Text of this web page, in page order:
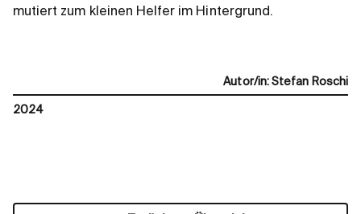
mutiert zum kleinen Helfer im Hintergrund.
Autor/in: Stefan Roschi
2024